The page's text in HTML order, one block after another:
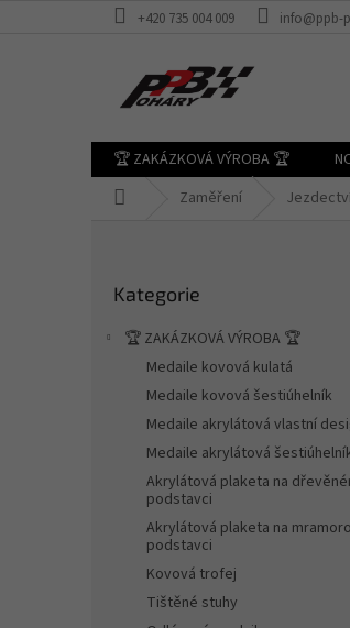
+420 735 004 009 info@ppb-
🏆 ZAKÁZKOVÁ VÝROBA 🏆
Zaměření
kategorie
Kategorie
🏆 ZAKÁZKOVÁ VÝROBA 🏆
Medaile kovová kulatá
Medaile kovová šestiúhelník
Medaile akrylátová vlastní
Medaile akrylátová
Akrylátová plaketa na
podstavci
Akrylátová plaketa na
podstavci
Kovová trofej
Tištěné stuhy